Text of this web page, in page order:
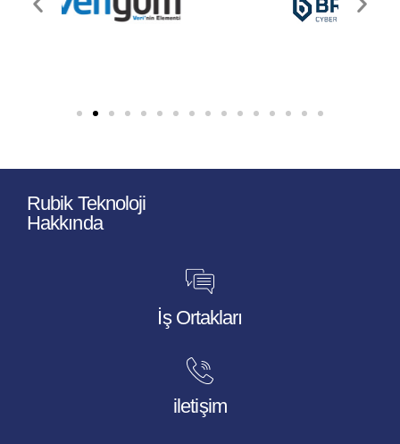
Rubik Teknoloji
Hakkında
İş Ortakları
iletişim